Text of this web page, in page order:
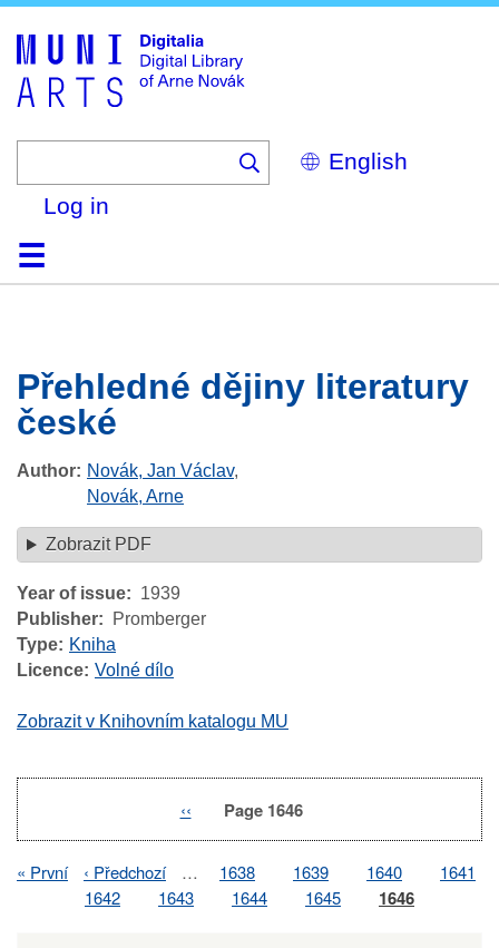
Select
your
Log in
HomeBrowse
Search
About
HelpContactDigitalia
Přehledné dějiny literatury
české
Author Novák, Jan Václav,
Novák, Arne
Zobrazit PDF
Year of issue
1939
Publisher
Promberger
Type
Kniha
Licence Volné dílo
Zobrazit v Knihovním katalogu MU
Previous
‹‹ Page 1646
Pagination
First
« První
Previous
page
‹ Předchozí … Page
1638 Page
1639 Page
1640 Page
1641
Page
1642 Page
1643 Page
1644 Page
1645 Page
1646